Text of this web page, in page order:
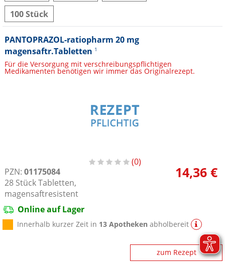
100 Stück
PANTOPRAZOL-ratiopharm 20 mg
magensaftr.Tabletten 1
Für die Versorgung mit verschreibungspflichtigen
Medikamenten benötigen wir immer das Originalrezept.
0
PZN: 01175084
28 Stück Tabletten,
magensaftresistent
14,36 €
Online auf Lager
Innerhalb kurzer Zeit in 13 Apotheken abholbereit
zum Rezept